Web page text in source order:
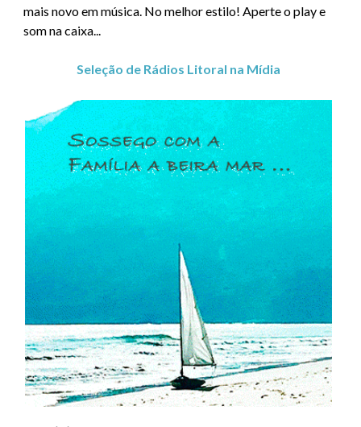
mais novo em música. No melhor estilo! Aperte o play e
som na caixa...
Seleção de Rádios Litoral na Mídia